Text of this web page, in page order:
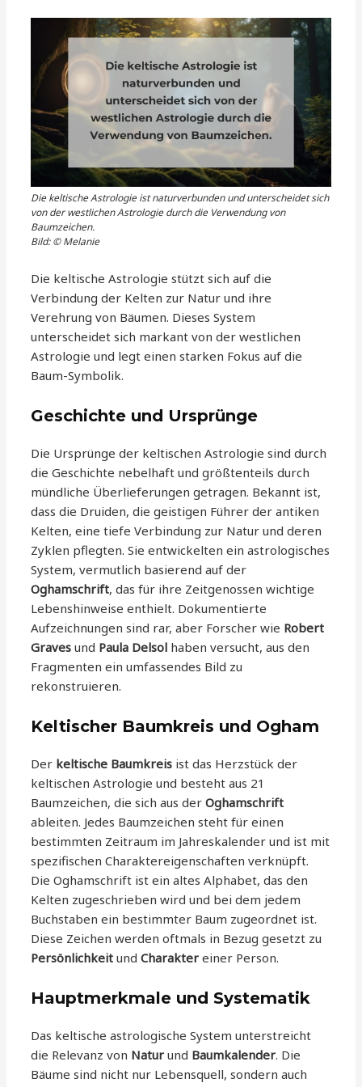
Die keltische Astrologie ist naturverbunden und unterscheidet sich
von der westlichen Astrologie durch die Verwendung von
Baumzeichen.
Bild: © Melanie
Die keltische Astrologie stützt sich auf die
Verbindung der Kelten zur Natur und ihre
Verehrung von Bäumen. Dieses System
unterscheidet sich markant von der westlichen
Astrologie und legt einen starken Fokus auf die
Baum-Symbolik.
Geschichte und Ursprünge
Die Ursprünge der keltischen Astrologie sind durch
die Geschichte nebelhaft und größtenteils durch
mündliche Überlieferungen getragen. Bekannt ist,
dass die Druiden, die geistigen Führer der antiken
Kelten, eine tiefe Verbindung zur Natur und deren
Zyklen pflegten. Sie entwickelten ein astrologisches
System, vermutlich basierend auf der
Oghamschrift, das für ihre Zeitgenossen wichtige
Lebenshinweise enthielt. Dokumentierte
Aufzeichnungen sind rar, aber Forscher wie Robert
Graves und Paula Delsol haben versucht, aus den
Fragmenten ein umfassendes Bild zu
rekonstruieren.
Keltischer Baumkreis und Ogham
Der keltische Baumkreis ist das Herzstück der
keltischen Astrologie und besteht aus 21
Baumzeichen, die sich aus derOghamschrift
ableiten. Jedes Baumzeichen steht für einen
bestimmten Zeitraum im Jahreskalender und ist mit
spezifischen Charaktereigenschaften verknüpft.
Die Oghamschrift ist ein altes Alphabet, das den
Kelten zugeschrieben wird und bei dem jedem
Buchstaben ein bestimmter Baum zugeordnet ist.
Diese Zeichen werden oftmals in Bezug gesetzt zu
Persönlichkeit undCharakter einer Person.
Hauptmerkmale und Systematik
Das keltische astrologische System unterstreicht
die Relevanz von Natur und Baumkalender. Die
Bäume sind nicht nur Lebensquell, sondern auch